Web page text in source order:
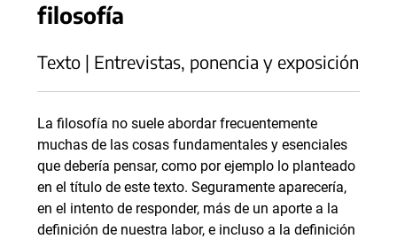
filosofía
Texto | Entrevistas, ponencia y exposición
La filosofía no suele abordar frecuentemente
muchas de las cosas fundamentales y esenciales
que debería pensar, como por ejemplo lo planteado
en el título de este texto. Seguramente aparecería,
en el intento de responder, más de un aporte a la
definición de nuestra labor, e incluso a la definición